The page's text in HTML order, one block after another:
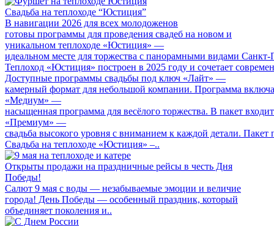
Свадьба на теплоходе “Юстиция”
В навигации 2026 для всех молодоженов
готовы программы для проведения свадеб на новом и
уникальном теплоходе «Юстиция» —
идеальном месте для торжества с панорамными видами
Теплоход «Юстиция» построен в 2025 году и сочетает
Доступные программы свадьбы под ключ «Лайт» —
камерный формат для небольшой компании. Программа
«Медиум» —
насыщенная программа для весёлого торжества. В пакет
«Премиум» —
свадьба высокого уровня с вниманием к каждой детали. Пакет
Свадьба на теплоходе «Юстиция» –..
Открыты продажи на праздничные рейсы в честь Дня
Победы!
Салют 9 мая с воды — незабываемые эмоции и величие
города! День Победы — особенный праздник, который
объединяет поколения и..